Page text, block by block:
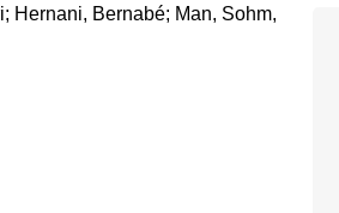
Hernani, Bernabé; Man, Sohm,